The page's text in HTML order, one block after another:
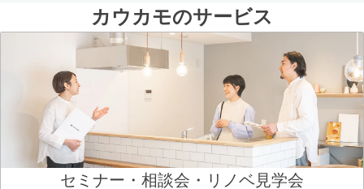
カウカモのサービス
セミナー・相談会・リノベ見学会